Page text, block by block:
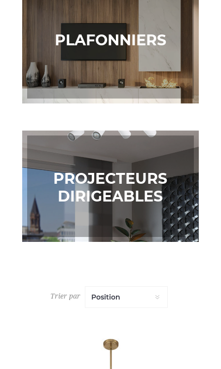
PLAFONNIERS
PROJECTEURS
DIRIGEABLES
Trier par